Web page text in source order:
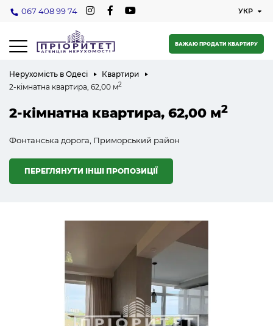
067 408 99 74
БАЖАЮ ПРОДАТИ КВАРТИРУ
Нерухомість в Одесі
Квартири
2-кімнатна квартира, 62,00 м2
2-кімнатна квартира, 62,00 м2
Фонтанська дорога, Приморський район
ПЕРЕГЛЯНУТИ ІНШІ ПРОПОЗИЦІЇ